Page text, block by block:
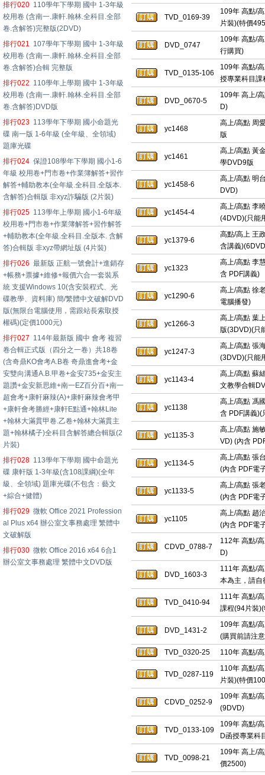
排行020 110學年下學期 國中 1-3年級
校用卷 (含南一.康軒.翰林.全科目.全部
卷.含解答)完整版(2DVD)
排行021 107學年下學期 國中 1-3年級
校用卷 (含南一.康軒.翰林.全科目.全部
卷.含解答)合輯 完整版
排行022 110學年上學期 國中 1-3年級
校用卷 (含南一.康軒.翰林.全科目.全部
卷.含解答)DVD版
排行023 113學年下學期 國小命題光
碟 南一版 1-6年級 (全年級、全領域)
題庫光碟
排行024 保證108學年下學期 國小1-6
年級 校用卷+門市卷+作業簿解答+習作
解答+輔助教本(全年級.全科目.全版本.
含解答)合輯版 非xyz詐騙版 (2片裝)
排行025 113學年上學期 國小1-6年級
校用卷+門市卷+作業簿解答+習作解答
+輔助教本(全年級.全科目.全版本. 含解
答)合輯版 非xyz帶網址版 (4片裝)
排行026 最新版 正航一號會計+進銷存
+帳務+票據+維修+報價六合一套裝系
統 支援Windows 10(含安裝程式、光
碟教學、資料庫) 簡/繁體中文破解DVD
版(無限台電腦使用，需跟站長索取授
權碼)(定價1000元)
排行027 114年最新版 國中 會考 複習
卷合輯正式版（四分之一卷）共18卷
(含奇鼎KO會考A.B卷 奇鼎進會考+金
安雙向溝通A.B.甲卷+金安735+金安主
題讚+金安新思維+南一EZ百分百+南一
超會考+康軒麻辣(A)+康軒麻辣會考甲
+康軒會考勝經+康軒E點通+翰林Lite
+翰林大滿貫甲卷.乙卷+翰林大滿貫主
題+翰林橘子)全科目含解答總合輯版(2
片裝)
排行028 113學年下學期 國中命題光
碟 康軒版 1-3年級(含108課綱)(全年
級、全領域) 題庫光碟(不包含：藝文
+綜合+健體)
排行029 微軟 Office 2021 Profession
al Plus x64 辦公室文事務處理 繁體中
文破解版
排行030 微軟 Office 2016 x64 6合1
辦公室文事務處理 繁體中文DVD版
TVD_0169-39
109年 高點/
片裝)(特價
DVD_0747
109年 高點/
行購買)
TVD_0135-106
109年 高點/
授專業科目
DVD_0670-5
109年 高上/
D)
yc1468
高上/高點 周
版
yc1461
高上/高點 黃
學DVD9版
yc1458-6
高上/高點 明
DVD)
yc1454-4
高上/高點 李
(4DVD)(只能
yc1379-6
高點/高上 王
含講義
yc1323
高上/高點 李
含 PDF講義)
yc1290-6
高上/高點 徐
電腦播發)
yc1266-3
高上/高點 葉
版(3DVD)(只
yc1247-3
高上/高點 張
(3DVD)(只能
yc1143-4
高上/高點 蘇
文教學合輯
yc1138
高上/高點 馮
含 PDF講義)(
yc1135-3
高上/高點 施
VD) (內含
yc1134-5
高上/高點 張
(內含 PDF電
yc1133-5
高上/高點 張
(內含 PDF電
yc1105
高上/高點 趙
(內含 PDF電
CDVD_0788-7
112年 高點/
D)
DVD_1603-3
111年 高點/
本為主，請自
TVD_0410-94
111年 高點/
課程(94片裝
DVD_1431-2
109年 高點/
(購買前請注
TVD_0320-25
110年 高點/
TVD_0287-119
110年 高點/
片裝)(特價
CDVD_0252-9
109年 高點/
(9DVD)
TVD_0133-109
109年 高點/
D函授專業科
TVD_0098-21
109年 高上/
價2500)